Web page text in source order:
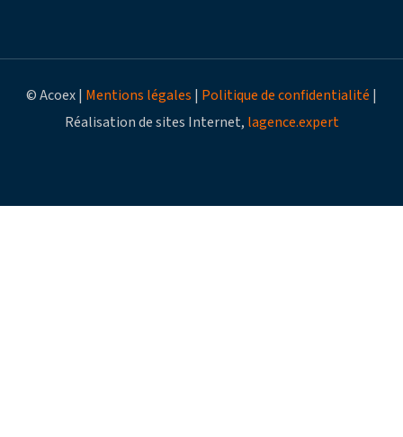
© Acoex | Mentions légales | Politique de confidentialité |
Réalisation de sites Internet, lagence.expert